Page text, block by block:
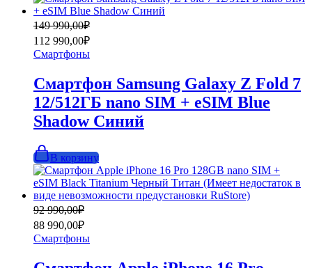
149 990,00₽
Первоначальная
цена
составляла
149
112 990,00₽
Текущая
цена:
112
990,00₽.
Смартфоны
Смартфон Samsung Galaxy Z Fold 7
12/512ГБ nano SIM + eSIM Blue
Shadow Синий
В корзину
92 990,00₽
Первоначальная
цена
составляла
92
88 990,00₽
Текущая
цена:
88
990,00₽.
Смартфоны